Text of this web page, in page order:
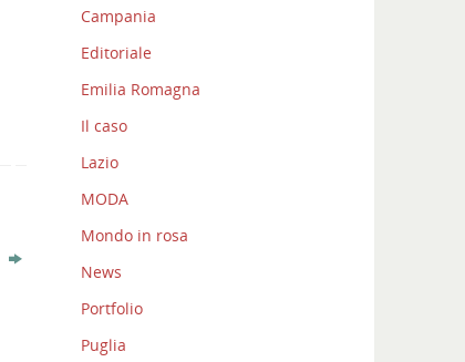
Campania
Editoriale
Emilia Romagna
Il caso
Lazio
MODA
Mondo in rosa
News
Portfolio
Puglia